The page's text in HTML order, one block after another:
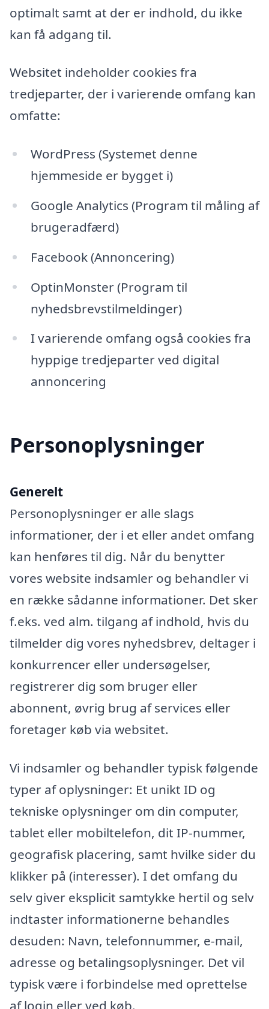
optimalt samt at der er indhold, du ikke
kan få adgang til.
Websitet indeholder cookies fra
tredjeparter, der i varierende omfang kan
omfatte:
WordPress (Systemet denne
hjemmeside er bygget i)
Google Analytics (Program til måling af
brugeradfærd)
Facebook (Annoncering)
OptinMonster (Program til
nyhedsbrevstilmeldinger)
I varierende omfang også cookies fra
hyppige tredjeparter ved digital
annoncering
Personoplysninger
Generelt
Personoplysninger er alle slags
informationer, der i et eller andet omfang
kan henføres til dig. Når du benytter
vores website indsamler og behandler vi
en række sådanne informationer. Det sker
f.eks. ved alm. tilgang af indhold, hvis du
tilmelder dig vores nyhedsbrev, deltager i
konkurrencer eller undersøgelser,
registrerer dig som bruger eller
abonnent, øvrig brug af services eller
foretager køb via websitet.
Vi indsamler og behandler typisk følgende
typer af oplysninger: Et unikt ID og
tekniske oplysninger om din computer,
tablet eller mobiltelefon, dit IP-nummer,
geografisk placering, samt hvilke sider du
klikker på (interesser). I det omfang du
selv giver eksplicit samtykke hertil og selv
indtaster informationerne behandles
desuden: Navn, telefonnummer, e-mail,
adresse og betalingsoplysninger. Det vil
typisk være i forbindelse med oprettelse
af login eller ved køb.